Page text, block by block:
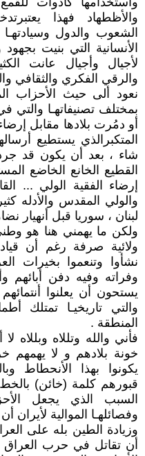
والأظطهاد فهذا
الشعوب والدول وسيادتهـا
الأنسانية التي بنيت
لأجيال وأجيال عانت
والرقي الفكري والثقافي
نعود ألى حيث الأحزاب
بمختلف تصنيفاتهـا والتي
أو دمُرت بلادها مقابل
المتكبرالذي يستطيع
شاء ، بعد أن يكون قد
القطيع الخانع الخاضع
إرضاء الفقية الولي ...
والولي المقدس والأدله
لبنان ، سوريا قبل أنهيار
ولكن ما يهمني هنا هو
ولائية صرفة رغم أن
نشأوا وتنعموا بخيرات
وفراته وفيه دفن
يستحون أن يعلنوا
والتي تاريخيـا تمتلك
المنطقة .
فأني والله وتللاه
خونة بلادهم و لا يهمهم
يكونوا بهذا الأنحطاط
قبورهم كلمة (خائن)
السبب الذي يجعل
وفصائلهـا الموالية
وزيادة الطين بله على
أن تقاتل في حرب